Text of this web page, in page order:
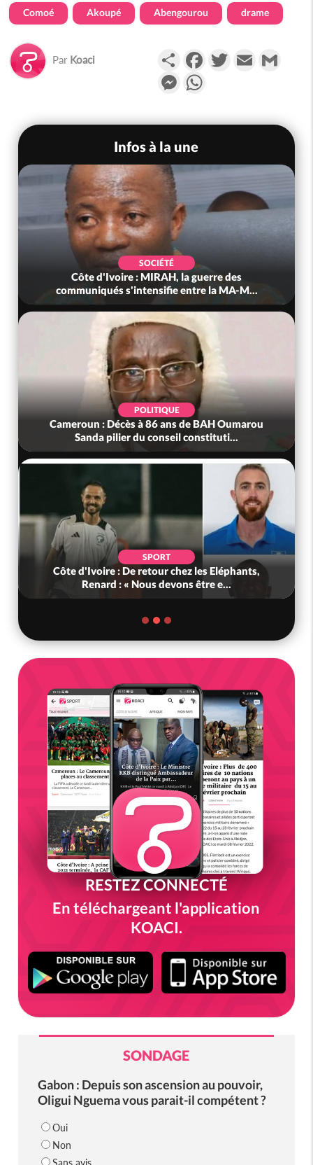
Comoé Akoupé Abengourou drame
Par Koaci PartagerFacebookTwitterEmail
Messenger
Infos à la une
SOCIÉTÉ
Côte d'Ivoire : MIRAH, la guerre des
communiqués s'intensifie entre la MA-M...
POLITIQUE
Cameroun : Décès à 86 ans de BAH Oumarou
Sanda pilier du conseil constituti...
SPORT
Côte d'Ivoire : De retour chez les Eléphants,
Renard : « Nous devons être e...
RESTEZ CONNECTÉ
En téléchargeant l'application
KOACI.
SONDAGE
Gabon : Depuis son ascension au pouvoir,
Oligui Nguema vous parait-il compétent ?
Oui
Non
Sans avis